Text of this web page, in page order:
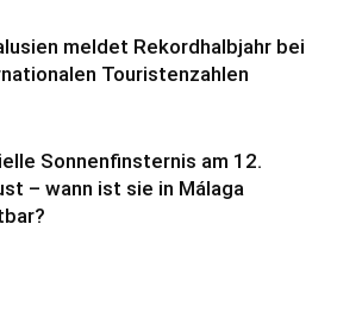
meldet Rekordhalbjahr bei
Touristenzahlen
Sonnenfinsternis am 12.
– wann ist sie in Málaga